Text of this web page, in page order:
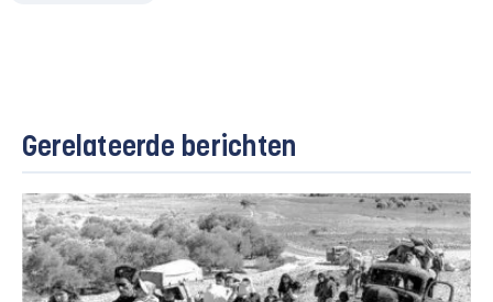
Gerelateerde berichten